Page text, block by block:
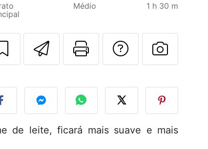
Médio 1 h 30 m
Enviar esta receita a
Imprima esta
Falar
Fez
de leite, ficará mais suave e mais